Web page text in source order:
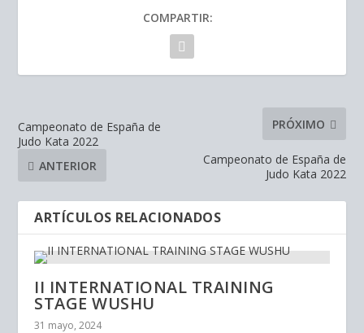
COMPARTIR:
Campeonato de España de
Judo Kata 2022
ANTERIOR
PRÓXIMO
Campeonato de España de
Judo Kata 2022
ARTÍCULOS RELACIONADOS
II INTERNATIONAL TRAINING
STAGE WUSHU
31 mayo, 2024